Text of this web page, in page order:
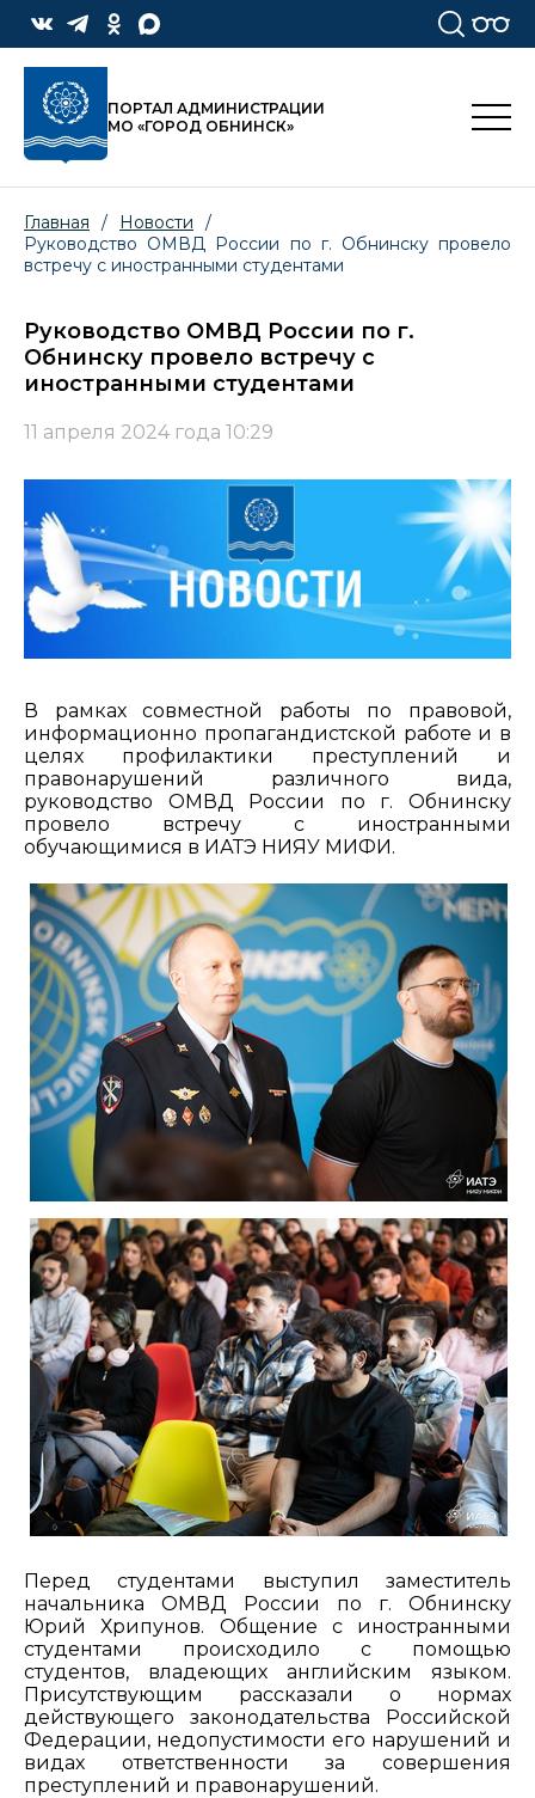
ПОРТАЛ АДМИНИСТРАЦИИ
МО «ГОРОД ОБНИНСК»
Главная / Новости
/
Руководство ОМВД России по г. Обнинску провело
встречу с иностранными студентами
Руководство ОМВД России по г.
Обнинску провело встречу с
иностранными студентами
11 апреля 2024 года 10:29
В рамках совместной работы по правовой,
информационно пропагандистской работе и в
целях профилактики преступлений и
правонарушений различного вида,
руководство ОМВД России по г. Обнинску
провело встречу с иностранными
обучающимися в ИАТЭ НИЯУ МИФИ.
Перед студентами выступил заместитель
начальника ОМВД России по г. Обнинску
Юрий Хрипунов. Общение с иностранными
студентами происходило с помощью
студентов, владеющих английским языком.
Присутствующим рассказали о нормах
действующего законодательства Российской
Федерации, недопустимости его нарушений и
видах ответственности за совершения
преступлений и правонарушений.